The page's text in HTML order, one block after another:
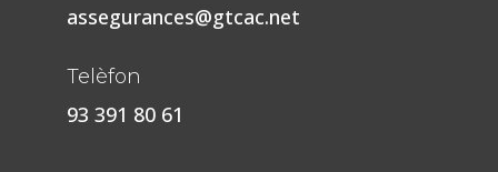
assegurances@gtcac.net
Telèfon
93 391 80 61